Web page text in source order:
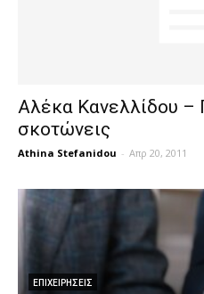
Αλέκα Κανελλίδου –
σκοτώνεις
Athina Stefanidou - Απρ 20, 2011
ΕΠΙΧΕΙΡΉΣΕΙΣ